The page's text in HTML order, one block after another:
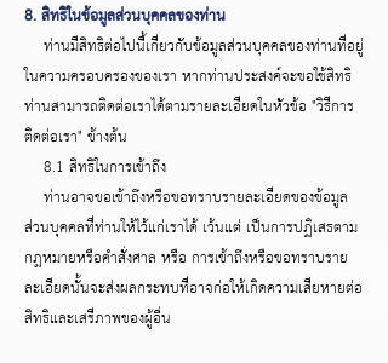
8. สิทธิในข้อมูลส่วนบุคคลของท่าน
ท่านมีสิทธิต่อไปนี้เกี่ยวกับข้อมูลส่วนบุคคลของท่านที่อยู่
ในความครอบครองของเรา หากท่านประสงค์จะขอใช้สิทธิ
ท่านสามารถติดต่อเราได้ตามรายละเอียดในหัวข้อ "วิธีการ
ติดต่อเรา" ข้างต้น
8.1 สิทธิในการเข้าถึง
ท่านอาจขอเข้าถึงหรือขอทราบรายละเอียดของข้อมูล
ส่วนบุคคลที่ท่านให้ไว้แก่เราได้ เว้นแต่ เป็นการปฏิเสธตาม
กฎหมายหรือคำสั่งศาล หรือ การเข้าถึงหรือขอทราบราย
ละเอียดนั้นจะส่งผลกระทบที่อาจก่อให้เกิดความเสียหายต่อ
สิทธิและเสรีภาพของผู้อื่น